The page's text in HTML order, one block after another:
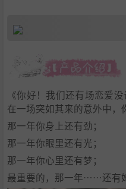
《你好！我们还有场恋爱
在一场突如其来的意外中，
那一年你身上还有劲；
那一年你眼里还有光；
那一年你心里还有梦；
最重要的，那一年……还有